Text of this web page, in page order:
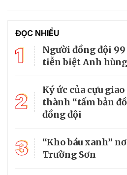
ĐỌC NHIỀU
1
Người đồng đội
tiễn biệt Anh hùng
2
Ký ức của cựu
thành “tấm bản
đồng đội
3
“Kho báu xanh”
Trường Sơn